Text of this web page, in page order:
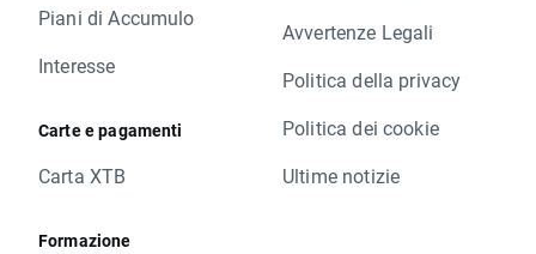
Piani di Accumulo
Interesse
Carte e pagamenti
Carta XTB
Formazione
Avvertenze Legali
Politica della privacy
Politica dei cookie
Ultime notizie